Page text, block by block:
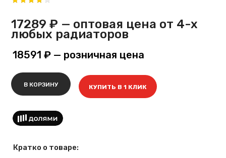
17289 ₽ — оптовая цена от 4-х
любых радиаторов
18591 ₽ — розничная цена
В КОРЗИНУ КУПИТЬ В 1 КЛИК
Кратко о товаре: